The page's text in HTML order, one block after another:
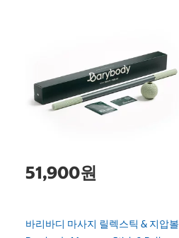
51,900원
바리바디 마사지 릴렉스틱 & 지압볼